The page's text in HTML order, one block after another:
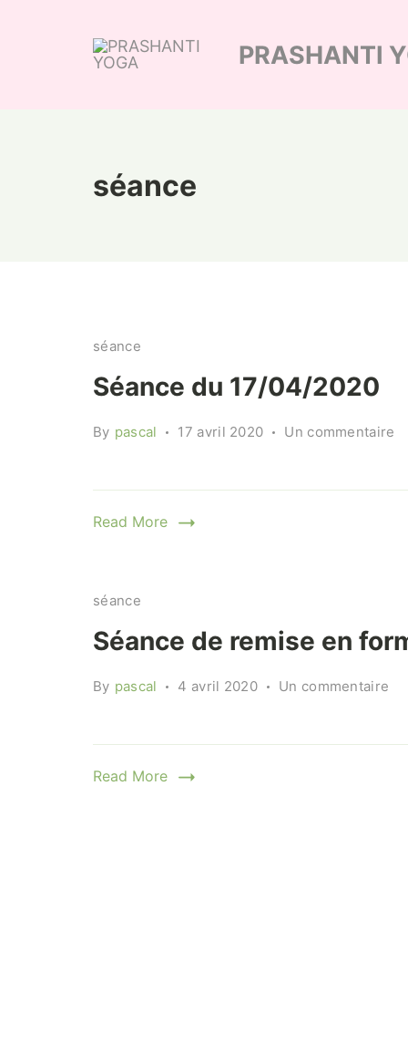
PRASHANTI
séance
séance
Séance du 17/04/2020
By pascal 17 avril 2020 Un commentaire
Read More
séance
Séance de remise en
By pascal 4 avril 2020 Un commentaire
Read More